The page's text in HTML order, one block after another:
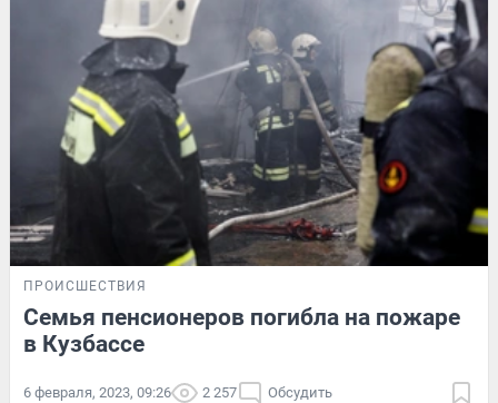
ПРОИСШЕСТВИЯ
Семья пенсионеров погибла на пожаре
в Кузбассе
6 февраля, 2023, 09:26 2 257 Обсудить